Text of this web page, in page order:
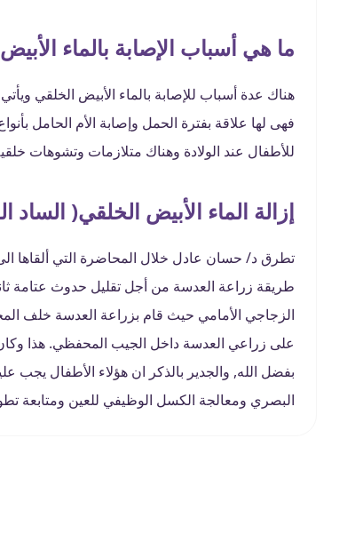
ما هي أسباب الإصابة بالماء
هناك عدة أسباب للإصابة بالماء الأبيض الخلقي
فهى لها علاقة بفترة الحمل وإصابة الأم الحامل
للأطفال عند الولادة وهناك متلازمات وتشوهات
إزالة الماء الأبيض الخلقي( الساد
تطرق د/ حسان عادل خلال المحاضرة التي ألقاها
طريقة زراعة العدسة من أجل تقليل حدوث عتامة
الزجاجي الأمامي حيث قام بزراعة العدسة خلف
على زراعي العدسة داخل الجيب المحفظي. هذا
بفضل الله, والجدير بالذكر ان هؤلاء الأطفال يجب
البصري ومعالجة الكسل الوظيفي للعين ومتابعة